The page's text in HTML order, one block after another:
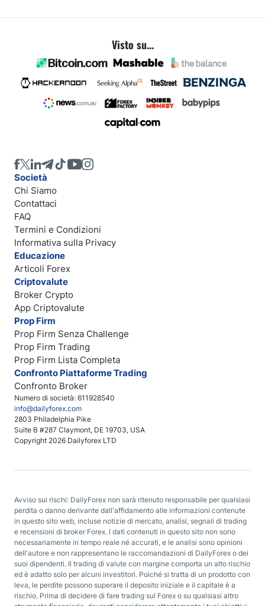
Visto su...
Numero di società: 611928540
info@dailyforex.com
2803 Philadelphia Pike
Suite B #287 Claymont, DE 19703, USA
Copyright 2026 Dailyforex LTD
Società
Chi Siamo
Contattaci
FAQ
Termini e Condizioni
Informativa sulla Privacy
Educazione
Articoli Forex
Criptovalute
Broker Crypto
App Criptovalute
Prop Firm
Prop Firm Senza Challenge
Prop Firm Trading
Prop Firm Lista Completa
Confronto Piattaforme Trading
Confronto Broker
Avviso sui rischi: DailyForex non sarà ritenuto responsabile per qualsiasi
perdita o danno derivante dall'affidamento alle informazioni contenute
in questo sito web, incluse notizie di mercato, analisi, segnali di trading
e recensioni di broker Forex. I dati contenuti in questo sito non sono
necessariamente in tempo reale né accurati, e le analisi sono opinioni
dell'autore e non rappresentano le raccomandazioni di DailyForex o dei
suoi dipendenti. Il trading di valute con margine comporta un alto rischio
ed è adatto solo per alcuni investitori. Poiché si tratta di un prodotto con
leva, le perdite possono superare il deposito iniziale e il capitale è a
rischio. Prima di decidere di fare trading sul Forex o su qualsiasi altro